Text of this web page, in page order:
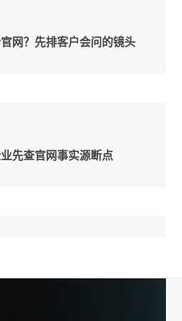
网？先排客户会问的镜头
先查官网事实源断点